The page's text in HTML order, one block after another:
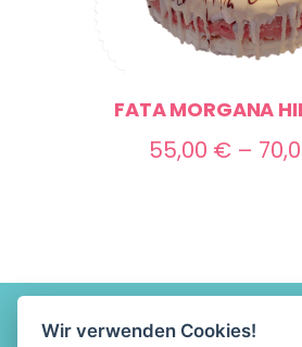
FATA MORGANA
55,00 € –
Wir verwenden Cookies!